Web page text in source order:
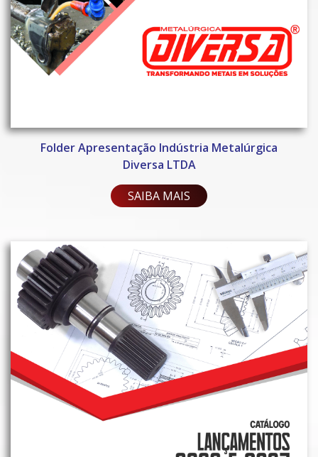
Folder Apresentação Indústria Metalúrgica
Diversa LTDA
SAIBA MAIS